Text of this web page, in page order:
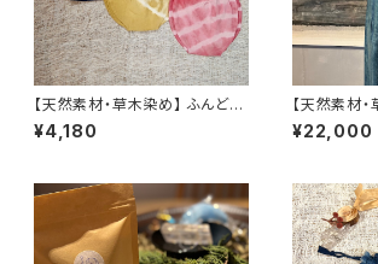
【天然素材・草木染め】 ふんどし
パンツ バンブー
¥4,180
【天然素材
ーガニックコ
ル
¥22,000